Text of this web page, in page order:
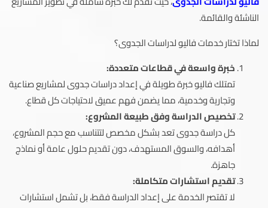
الناشئة والقائمة.
لماذا تختار خدمات فاليو لدراسات الجدوى؟
خبرة واسعة في قطاعات متعددة:
تمتلك فاليو خبرة طويلة في إعداد دراسات جدوى لمشاريع صناعية
وتجارية وخدمية، مما يضمن فهم عميق لاحتياجات كل قطاع.
تخصيص الدراسة وفق طبيعة المشروع:
كل دراسة جدوى تعد بشكل مخصص لتتناسب مع حجم المشروع،
أهدافه، والسوق المستهدف، دون تقديم حلول عامة أو نماذج
جاهزة.
تقديم استشارات متكاملة:
لا تقتصر الخدمة على إعداد الدراسة فقط، بل تشمل استشارات